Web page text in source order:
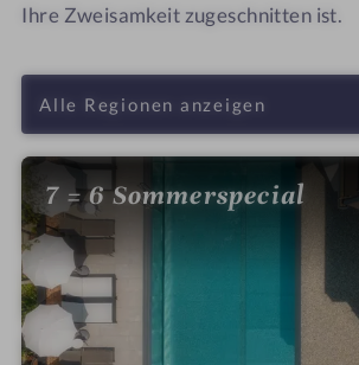
Ihre Zweisamkeit zugeschnitten ist.
7 = 6 Sommerspecial